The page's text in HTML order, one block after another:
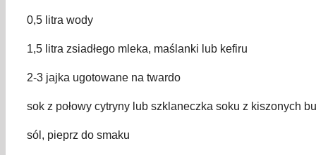
0,5 litra wody
1,5 litra zsiadłego mleka, maślanki lub kefiru
2-3 jajka ugotowane na twardo
sok z połowy cytryny lub szklaneczka soku z kiszonych
sól, pieprz do smaku